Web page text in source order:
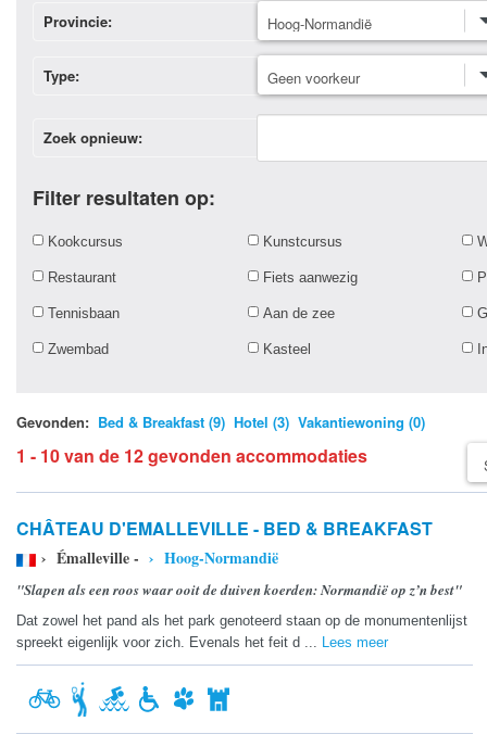
Provincie:
Type:
Zoek opnieuw:
Filter resultaten op:
Kookcursus Kunstcursus
Restaurant Fiets aanwezig
Tennisbaan Aan de zee
Zwembad Kasteel
Gevonden: Bed & Breakfast (9) Hotel (3) Vakantiewoning (0)
1 - 10 van de 12 gevonden accommodaties
CHÂTEAU D'EMALLEVILLE - BED & BREAKFAST
› Émalleville - › Hoog-Normandië
"Slapen als een roos waar ooit de duiven koerden: Normandië op z’n best"
Dat zowel het pand als het park genoteerd staan op de monumentenlijst
spreekt eigenlijk voor zich. Evenals het feit d ... Lees meer